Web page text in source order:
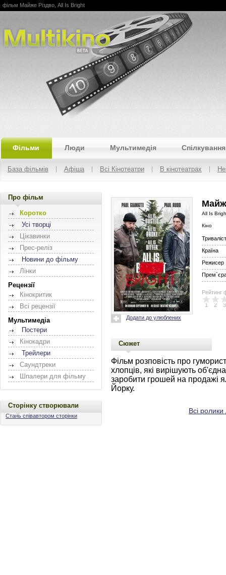
Multikino
фільм Майже Різдво, All Is Bright
Фільми Люди Мультимедія Спілкування
База фільмів Афіша Всі Кінотеатри В кінотеатрах
Про фільм
Коротко
Усі творці
Цікавинки
Прес-реліз
Новини до фільму
Лінки
Рецензії
Кінокритик
Всі рецензії
Мультимедіа
Постери
Кінокадри
Трейлери
Саундтреки
Шпалери для фільму
Сторінку створювали
Стань співавтором сторінки
Додати до улюблених
All Is
Кіно
Країна
Режисер
Прем`єра
Рейтинг
1 2 3
Сюжет
Фільм розповість про
хлопців, які вирішують
заробити грошей на продажі
Йорку.
Всі